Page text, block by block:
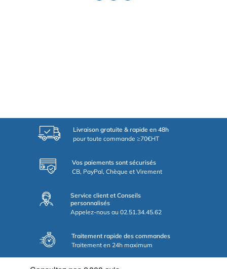
Livraison gratuite & rapide en 48h
pour toute commande ≥70€HT
Vos paiements sont sécurisés
CB, PayPal, Chèque et Virement
Service client et Conseils
personnalisés
Appelez-nous au 02.51.34.45.62
Traitement rapide des commandes
Traitement en 24h maximum